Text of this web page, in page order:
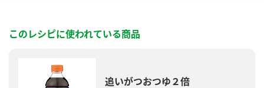
このレシピに使われている商品
追いがつおつゆ２倍